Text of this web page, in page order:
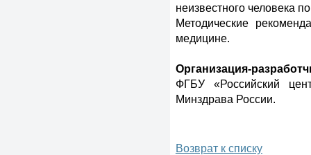
неизвестного человека
Методические
медицине.
Организация-
ФГБУ «Российский
Минздрава России.
Возврат к списку